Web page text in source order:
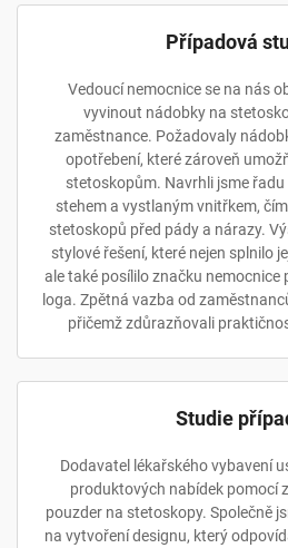
Případová
Vedoucí nemocnice se na nás
vyvinout nádobky na
zaměstnance. Požadovaly
opotřebení, které zároveň
stetoskopům. Navrhli jsme
stehem a vystlaným vnitřkem,
stetoskopů před pády a nárazy.
stylové řešení, které nejen splnilo
ale také posílilo značku nemocnice
loga. Zpětná vazba od
přičemž zdůrazňovali
Studie
Dodavatel lékařského vybavení
produktových nabídek pomocí
pouzder na stetoskopy. Společně
na vytvoření designu, který